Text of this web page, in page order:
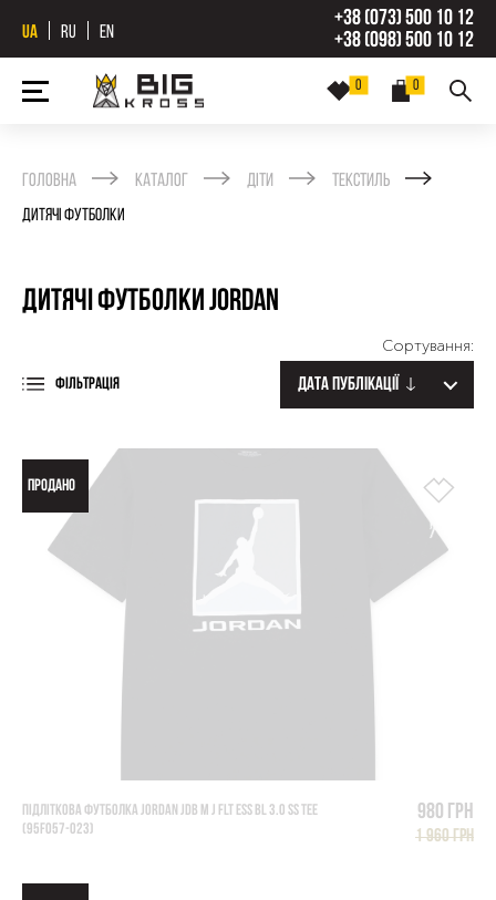
UA RU EN
+38 (073) 500 10 12
+38 (098) 500 10 12
0
0
Головна Каталог Діти Текстиль
Дитячі футболки
Дитячі футболки Jordan
ФІЛЬТРАЦІЯ
Сортування:
Дата публікації
ПРОДАНО
ПІДЛІТКОВА ФУТБОЛКА JORDAN JDB M J FLT ESS BL 3.0 SS TEE
(95F057-023)
980 грн
1 960 грн